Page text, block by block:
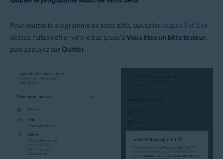
Pour quitter le programme de tests bêta, suivez les étapes 1 et 2 ci-
dessus, faites défiler vers le bas jusqu'à Vous êtes un bêta testeur,
puis appuyez sur Quitter.